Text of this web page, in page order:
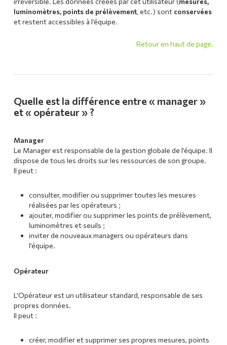
luminomètres, points de prélèvement, etc.) sont conservées
et restent accessibles à l’équipe.
Retour en haut de page.
Quelle est la différence entre « manager »
et « opérateur » ?
Manager
Le Manager est responsable de la gestion globale de l’équipe. Il
dispose de tous les droits sur les ressources de son groupe.
Il peut :
consulter, modifier ou supprimer toutes les mesures
réalisées par les opérateurs ;
ajouter, modifier ou supprimer les points de prélèvement,
luminomètres et seuils ;
inviter de nouveaux managers ou opérateurs dans
l’équipe.
Opérateur
L’Opérateur est un utilisateur standard, responsable de ses
propres données.
Il peut :
créer, modifier et supprimer ses propres mesures, points